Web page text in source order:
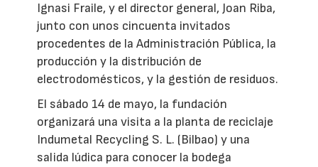
Ignasi Fraile, y el director general, Joan Riba,
junto con unos cincuenta invitados
procedentes de la Administración Pública, la
producción y la distribución de
electrodomésticos, y la gestión de residuos.
El sábado 14 de mayo, la fundación
organizará una visita a la planta de reciclaje
Indumetal Recycling S. L. (Bilbao) y una
salida lúdica para conocer la bodega